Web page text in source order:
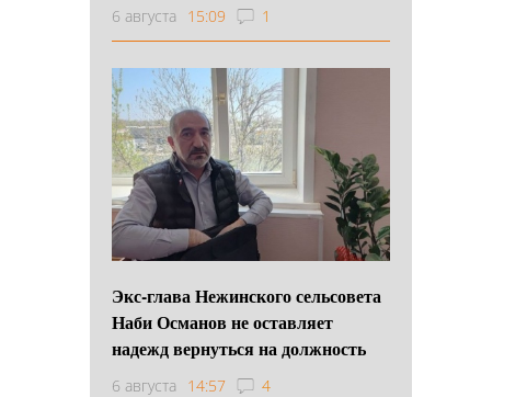
6 августа 15:09 1
Экс-глава Нежинского сельсовета
Наби Османов не оставляет
надежд вернуться на должность
6 августа 14:57 4